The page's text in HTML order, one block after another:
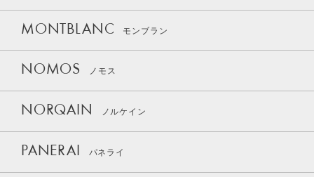
MONTBLANC モンブラン
NOMOS ノモス
NORQAIN ノルケイン
PANERAI パネライ